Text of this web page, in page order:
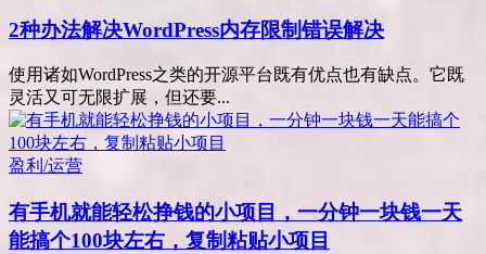
2种办法解决WordPress内存限制错误解决
使用诸如WordPress之类的开源平台既有优点也有缺点。它既
灵活又可无限扩展，但还要...
盈利/运营
有手机就能轻松挣钱的小项目，一分钟一块钱一天
能搞个100块左右，复制粘贴小项目